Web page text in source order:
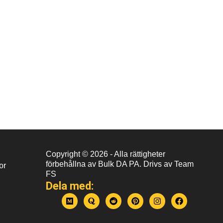
Copyright © 2026 - Alla rättigheter
förbehållna av Bulk DA PA. Drivs av Team
FS
Dela med:
M
e
Q
u
R
e
P
i
I
n
F
a